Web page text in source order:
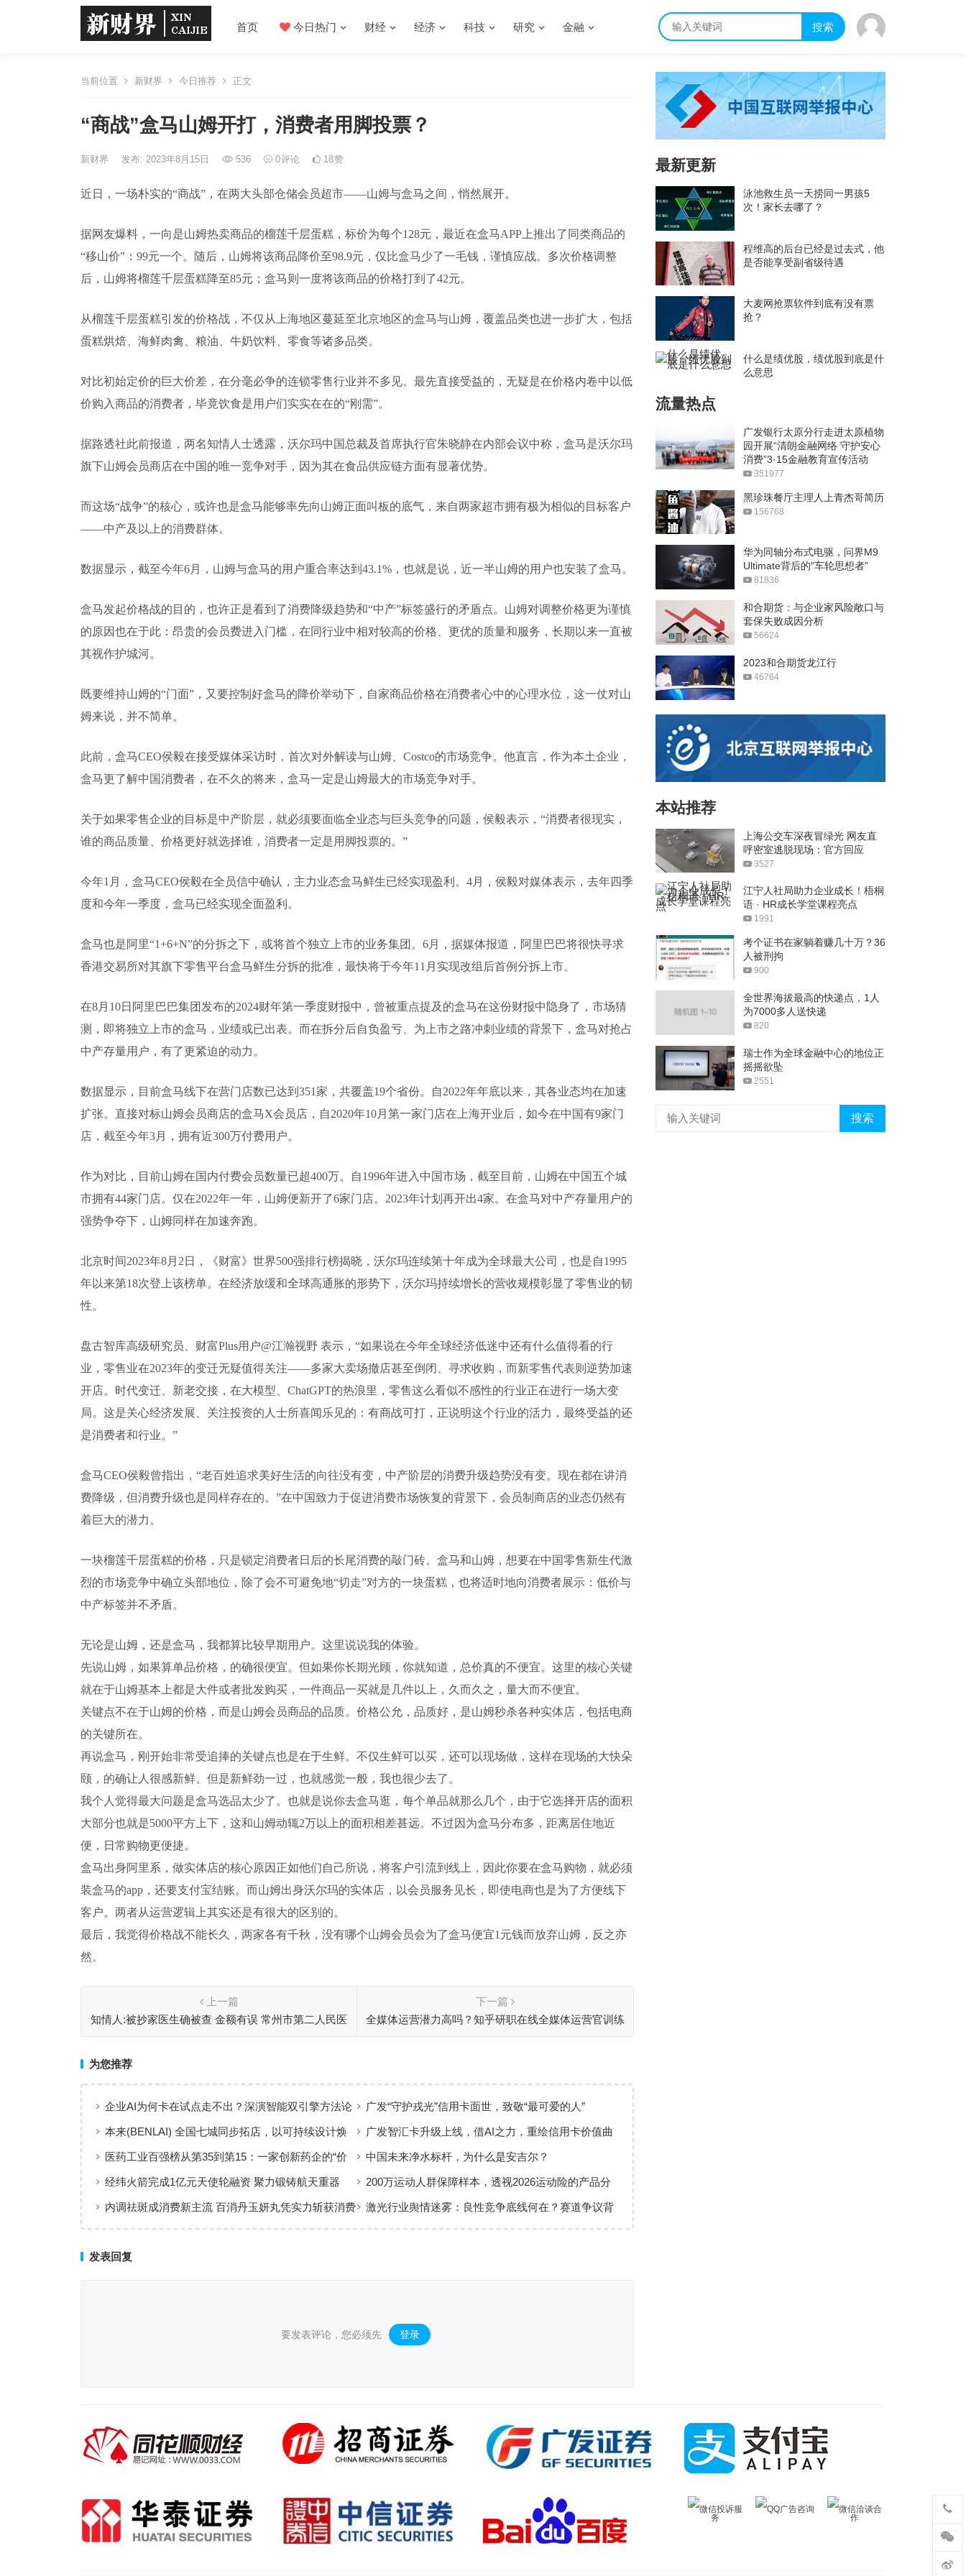
首页 今日热门 财经 经济 科技 研究 金融 搜索
当前位置 新财界 今日推荐 正文
“商战”盒马山姆开打，消费者用脚投票？
新财界 发布: 2023年8月15日 536 0评论 18赞
近日，一场朴实的“商战”，在两大头部仓储会员超市——山姆与盒马之间，悄然展开。
据网友爆料，一向是山姆热卖商品的榴莲千层蛋糕，标价为每个128元，最近在盒马APP上推出了同类商品的
“移山价”：99元一个。随后，山姆将该商品降价至98.9元，仅比盒马少了一毛钱，谨慎应战。多次价格调整
后，山姆将榴莲千层蛋糕降至85元；盒马则一度将该商品的价格打到了42元。
从榴莲千层蛋糕引发的价格战，不仅从上海地区蔓延至北京地区的盒马与山姆，覆盖品类也进一步扩大，包括
蛋糕烘焙、海鲜肉禽、粮油、牛奶饮料、零食等诸多品类。
对比初始定价的巨大价差，在分毫必争的连锁零售行业并不多见。最先直接受益的，无疑是在价格内卷中以低
价购入商品的消费者，毕竟饮食是用户们实实在在的“刚需”。
据路透社此前报道，两名知情人士透露，沃尔玛中国总裁及首席执行官朱晓静在内部会议中称，盒马是沃尔玛
旗下山姆会员商店在中国的唯一竞争对手，因为其在食品供应链方面有显著优势。
而这场“战争”的核心，或许也是盒马能够率先向山姆正面叫板的底气，来自两家超市拥有极为相似的目标客户
——中产及以上的消费群体。
数据显示，截至今年6月，山姆与盒马的用户重合率达到43.1%，也就是说，近一半山姆的用户也安装了盒马。
盒马发起价格战的目的，也许正是看到了消费降级趋势和“中产”标签盛行的矛盾点。山姆对调整价格更为谨慎
的原因也在于此：昂贵的会员费进入门槛，在同行业中相对较高的价格、更优的质量和服务，长期以来一直被
其视作护城河。
既要维持山姆的“门面”，又要控制好盒马的降价举动下，自家商品价格在消费者心中的心理水位，这一仗对山
姆来说，并不简单。
此前，盒马CEO侯毅在接受媒体采访时，首次对外解读与山姆、Costco的市场竞争。他直言，作为本土企业，
盒马更了解中国消费者，在不久的将来，盒马一定是山姆最大的市场竞争对手。
关于如果零售企业的目标是中产阶层，就必须要面临全业态与巨头竞争的问题，侯毅表示，“消费者很现实，
谁的商品质量、价格更好就选择谁，消费者一定是用脚投票的。”
今年1月，盒马CEO侯毅在全员信中确认，主力业态盒马鲜生已经实现盈利。4月，侯毅对媒体表示，去年四季
度和今年一季度，盒马已经实现全面盈利。
盒马也是阿里“1+6+N”的分拆之下，或将首个独立上市的业务集团。6月，据媒体报道，阿里巴巴将很快寻求
香港交易所对其旗下零售平台盒马鲜生分拆的批准，最快将于今年11月实现改组后首例分拆上市。
在8月10日阿里巴巴集团发布的2024财年第一季度财报中，曾被重点提及的盒马在这份财报中隐身了，市场猜
测，即将独立上市的盒马，业绩或已出表。而在拆分后自负盈亏、为上市之路冲刺业绩的背景下，盒马对抢占
中产存量用户，有了更紧迫的动力。
数据显示，目前盒马线下在营门店数已达到351家，共覆盖19个省份。自2022年年底以来，其各业态均在加速
扩张。直接对标山姆会员商店的盒马X会员店，自2020年10月第一家门店在上海开业后，如今在中国有9家门
店，截至今年3月，拥有近300万付费用户。
作为对比，目前山姆在国内付费会员数量已超400万。自1996年进入中国市场，截至目前，山姆在中国五个城
市拥有44家门店。仅在2022年一年，山姆便新开了6家门店。2023年计划再开出4家。在盒马对中产存量用户的
强势争夺下，山姆同样在加速奔跑。
北京时间2023年8月2日，《财富》世界500强排行榜揭晓，沃尔玛连续第十年成为全球最大公司，也是自1995
年以来第18次登上该榜单。在经济放缓和全球高通胀的形势下，沃尔玛持续增长的营收规模彰显了零售业的韧
性。
盘古智库高级研究员、财富Plus用户@江瀚视野 表示，“如果说在今年全球经济低迷中还有什么值得看的行
业，零售业在2023年的变迁无疑值得关注——多家大卖场撤店甚至倒闭、寻求收购，而新零售代表则逆势加速
开店。时代变迁、新老交接，在大模型、ChatGPT的热浪里，零售这么看似不感性的行业正在进行一场大变
局。这是关心经济发展、关注投资的人士所喜闻乐见的：有商战可打，正说明这个行业的活力，最终受益的还
是消费者和行业。”
盒马CEO侯毅曾指出，“老百姓追求美好生活的向往没有变，中产阶层的消费升级趋势没有变。现在都在讲消
费降级，但消费升级也是同样存在的。”在中国致力于促进消费市场恢复的背景下，会员制商店的业态仍然有
着巨大的潜力。
一块榴莲千层蛋糕的价格，只是锁定消费者日后的长尾消费的敲门砖。盒马和山姆，想要在中国零售新生代激
烈的市场竞争中确立头部地位，除了会不可避免地“切走”对方的一块蛋糕，也将适时地向消费者展示：低价与
中产标签并不矛盾。
无论是山姆，还是盒马，我都算比较早期用户。这里说说我的体验。
先说山姆，如果算单品价格，的确很便宜。但如果你长期光顾，你就知道，总价真的不便宜。这里的核心关键
就在于山姆基本上都是大件或者批发购买，一件商品一买就是几件以上，久而久之，量大而不便宜。
关键点不在于山姆的价格，而是山姆会员商品的品质。价格公允，品质好，是山姆秒杀各种实体店，包括电商
的关键所在。
再说盒马，刚开始非常受追捧的关键点也是在于生鲜。不仅生鲜可以买，还可以现场做，这样在现场的大快朵
颐，的确让人很感新鲜。但是新鲜劲一过，也就感觉一般，我也很少去了。
我个人觉得最大问题是盒马选品太少了。也就是说你去盒马逛，每个单品就那么几个，由于它选择开店的面积
大部分也就是5000平方上下，这和山姆动辄2万以上的面积相差甚远。不过因为盒马分布多，距离居住地近
便，日常购物更便捷。
盒马出身阿里系，做实体店的核心原因正如他们自己所说，将客户引流到线上，因此你要在盒马购物，就必须
装盒马的app，还要支付宝结账。而山姆出身沃尔玛的实体店，以会员服务见长，即使电商也是为了方便线下
客户。两者从运营逻辑上其实还是有很大的区别的。
最后，我觉得价格战不能长久，两家各有千秋，没有哪个山姆会员会为了盒马便宜1元钱而放弃山姆，反之亦
然。
上一篇
知情人:被抄家医生确被查 金额有误 常州市第二人民医
下一篇
全媒体运营潜力高吗？知乎研职在线全媒体运营官训练
为您推荐
企业AI为何卡在试点走不出？深演智能双引擎方法论
回答：卡点不在模型，而在使用方式
广发“守护戎光”信用卡面世，致敬“最可爱的人”
本来(BENLAI) 全国七城同步拓店，以可持续设计焕
新品牌体验
广发智汇卡升级上线，借AI之力，重绘信用卡价值曲
线
医药工业百强榜从第35到第15：一家创新药企的“价
值增长”样本
中国未来净水标杆，为什么是安吉尔？
经纬火箭完成1亿元天使轮融资 聚力锻铸航天重器
200万运动人群保障样本，透视2026运动险的产品分
层与适配逻辑
内调祛斑成消费新主流 百消丹玉妍丸凭实力斩获消费
激光行业舆情迷雾：良性竞争底线何在？赛道争议背
发表回复
要发表评论，您必须先 登录 。
最新更新
泳池救生员一天捞同一男孩5
次！家长去哪了？
程维高的后台已经是过去式，他
是否能享受副省级待遇
大麦网抢票软件到底有没有票
抢？
什么是绩优股，绩优股到底是什
么意思
流量热点
广发银行太原分行走进太原植物
园开展“清朗金融网络 守护安心
消费”3·15金融教育宣传活动
351977
黑珍珠餐厅主理人上青杰哥简历
156768
华为同轴分布式电驱，问界M9
Ultimate背后的“车轮思想者”
81836
和合期货：与企业家风险敞口与
套保失败成因分析
56624
2023和合期货龙江行
46764
本站推荐
上海公交车深夜冒绿光 网友直
呼密室逃脱现场：官方回应
3527
江宁人社局助力企业成长！梧桐
语 · HR成长学堂课程亮点
1991
考个证书在家躺着赚几十万？36
人被刑拘
900
全世界海拔最高的快递点，1人
为7000多人送快递
820
瑞士作为全球金融中心的地位正
摇摇欲坠
2551
搜索
微信投诉服
务
QQ广告咨询
微信洽谈合
作